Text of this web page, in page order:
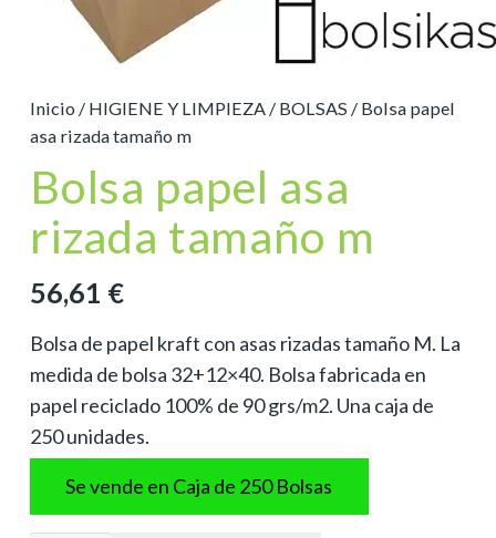
Inicio / HIGIENE Y LIMPIEZA / BOLSAS / Bolsa papel
asa rizada tamaño m
Bolsa papel asa
rizada tamaño m
56,61 €
Bolsa de papel kraft con asas rizadas tamaño M. La
medida de bolsa 32+12×40. Bolsa fabricada en
papel reciclado 100% de 90 grs/m2. Una caja de
250 unidades.
Se vende en Caja de 250 Bolsas